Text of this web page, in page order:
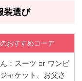
装選び
おすすめコーデ
：スーツ or ワンピ
ャケット、お父さ